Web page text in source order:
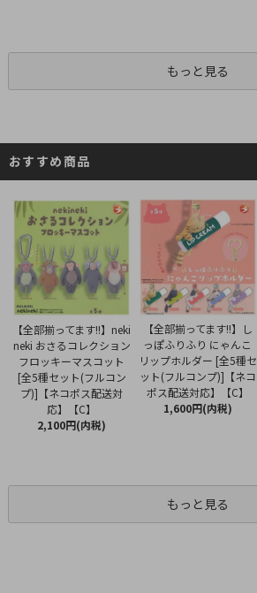
もっと見る
おすすめ商品
【全部揃ってます!!】neki
neki おさるコレクション
フロッキーマスコット
[全5種セット(フルコン
プ)]【ネコポス配送対
応】【C】
2,100円(内税)
【全部揃ってます!!】し
っぽふりふり にゃんこ
リップホルダー [全5種セ
ット(フルコンプ)]【ネコ
ポス配送対応】【C】
1,600円(内税)
もっと見る